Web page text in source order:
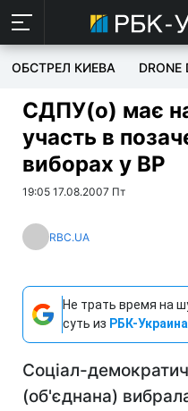
ОБСТРЕЛ КИЕВА DRONE
СДПУ(о) має
участь в
виборах у ВР
19:05 17.08.2007 Пт
RBC.UA
Не трать время на
суть из РБК-
Соціал-
(об'єднана) вибрала